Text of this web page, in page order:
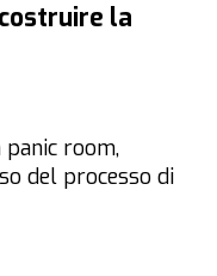
la
room,
del processo di